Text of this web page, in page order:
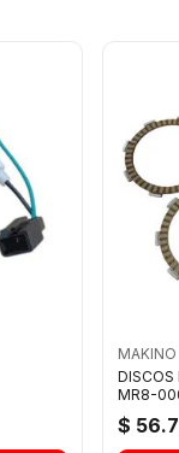
MAKINO
DISCOS
MR8-
$